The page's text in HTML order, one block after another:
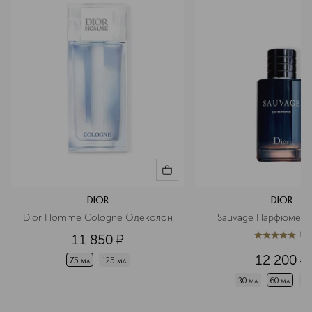
DIOR
Dior Homme Cologne Одеколон
11 850 ¤
75 мл 125 мл
DIOR
Sauvage
5из 51 (
12 200 ¤
30 мл 60 мл